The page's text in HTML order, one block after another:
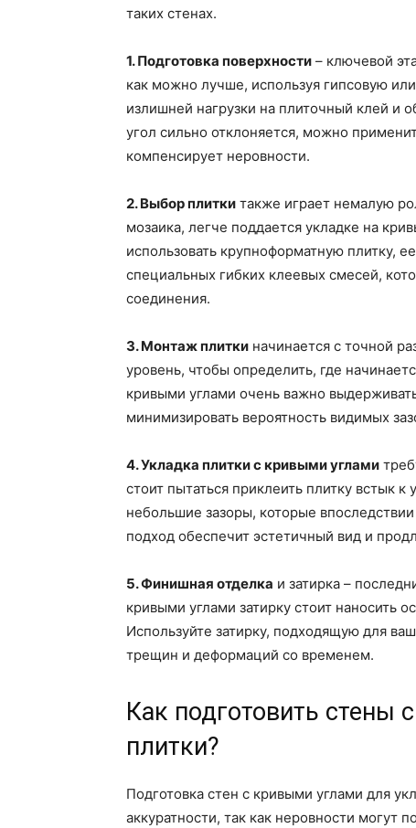
таких стенах.
1. Подготовка поверхности – ключевой
как можно лучше, используя гипсовую
излишней нагрузки на плиточный клей и
угол сильно отклоняется, можно
компенсирует неровности.
2. Выбор плитки также играет немалую
мозаика, легче поддается укладке на
использовать крупноформатную плитку,
специальных гибких клеевых смесей,
соединения.
3. Монтаж плитки начинается с точной
уровень, чтобы определить, где
кривыми углами очень важно
минимизировать вероятность видимых
4. Укладка плитки с кривыми углами
стоит пытаться приклеить плитку встык
небольшие зазоры, которые
подход обеспечит эстетичный вид и
5. Финишная отделка и затирка –
кривыми углами затирку стоит наносить
Используйте затирку, подходящую для
трещин и деформаций со временем.
Как подготовить стены
плитки?
Подготовка стен с кривыми углами для
аккуратности, так как неровности могут